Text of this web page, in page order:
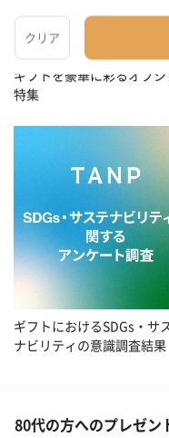
ギフトを豪華に彩るオプシ
特集
ギフトにおけるSDGs・サ
ナビリティの意識調査結果
80代の方へのプレゼン